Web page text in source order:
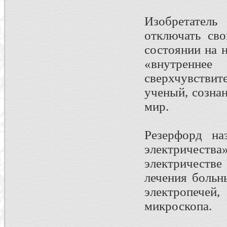
отключать
состоянии на
ученый,
мир.
Резерфорд
лечения
микроскопа.